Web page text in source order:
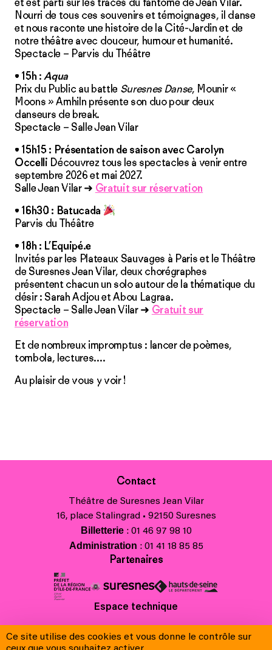
Nourri de tous ces souvenirs et témoignages, il danse
et nous raconte une histoire de la Cité-Jardin et de
notre théâtre avec douceur, humour et humanité.
Spectacle – Parvis du Théâtre
• 15h :Aqua
Prix du Public au battle Suresnes Danse, Mounir «
Moons » Amhiln présente son duo pour deux
danseurs de break.
Spectacle – Salle Jean Vilar
• 15h15 : Présentation de saison avec Carolyn
Occelli Découvrez tous les spectacles à venir entre
septembre 2026 et mai 2027.
Salle Jean Vilar ➜ Gratuit sur réservation
• 16h30 : Batucada
Parvis du Théâtre
• 18h : L’Equipé.e
Invités par les Plateaux Sauvages à Paris et le Théâtre
de Suresnes Jean Vilar, deux chorégraphes
présentent chacun un solo autour de la thématique du
désir : Sarah Adjou et Abou Lagraa.
Spectacle – Salle Jean Vilar ➜ Gratuit sur
réservation
Et de nombreux impromptus : lancer de poèmes,
tombola, lectures….
Au plaisir de vous y voir !
Contact
Théâtre de Suresnes Jean Vilar
16, place Stalingrad • 92150 Suresnes
Billetterie: 01 46 97 98 10
Administration : 01 41 18 85 85
Partenaires
Espace technique
Contacts
Ce site utilise des cookies et vous donne le contrôle sur